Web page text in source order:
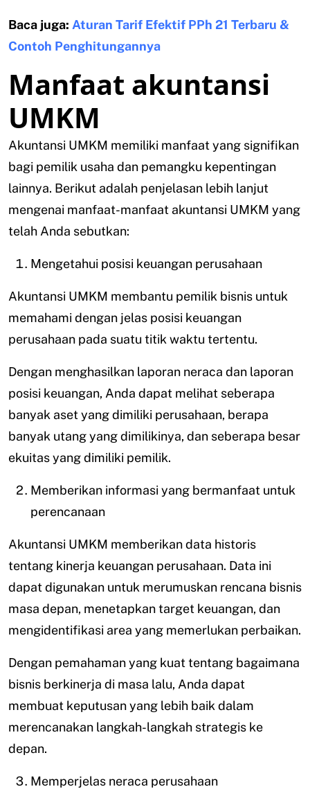
Baca juga: Aturan Tarif Efektif PPh 21 Terbaru &
Contoh Penghitungannya
Manfaat akuntansi
UMKM
Akuntansi UMKM memiliki manfaat yang signifikan
bagi pemilik usaha dan pemangku kepentingan
lainnya. Berikut adalah penjelasan lebih lanjut
mengenai manfaat-manfaat akuntansi UMKM yang
telah Anda sebutkan:
Mengetahui posisi keuangan perusahaan
Akuntansi UMKM membantu pemilik bisnis untuk
memahami dengan jelas posisi keuangan
perusahaan pada suatu titik waktu tertentu.
Dengan menghasilkan laporan neraca dan laporan
posisi keuangan, Anda dapat melihat seberapa
banyak aset yang dimiliki perusahaan, berapa
banyak utang yang dimilikinya, dan seberapa besar
ekuitas yang dimiliki pemilik.
Memberikan informasi yang bermanfaat untuk
perencanaan
Akuntansi UMKM memberikan data historis
tentang kinerja keuangan perusahaan. Data ini
dapat digunakan untuk merumuskan rencana bisnis
masa depan, menetapkan target keuangan, dan
mengidentifikasi area yang memerlukan perbaikan.
Dengan pemahaman yang kuat tentang bagaimana
bisnis berkinerja di masa lalu, Anda dapat
membuat keputusan yang lebih baik dalam
merencanakan langkah-langkah strategis ke
depan.
Memperjelas neraca perusahaan